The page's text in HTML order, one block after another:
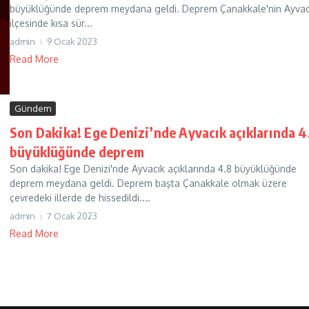
büyüklüğünde deprem meydana geldi. Deprem Çanakkale'nin
ilçesinde kısa sür...
admin 9 Ocak 2023
Read More
Gündem
Son Dakika! Ege Denizi’nde Ayvacık açıklarında
büyüklüğünde deprem
Son dakika! Ege Denizi'nde Ayvacık açıklarında 4.8 büyüklüğünde
deprem meydana geldi. Deprem başta Çanakkale olmak üzere
çevredeki illerde de hissedildi....
admin 7 Ocak 2023
Read More